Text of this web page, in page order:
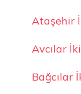
Ataşehir
Avcılar
Bağcılar